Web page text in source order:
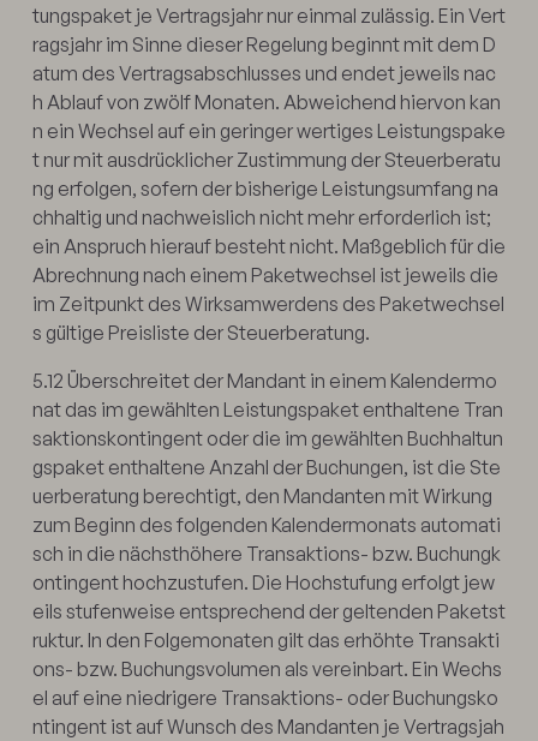
tungspaket je Vertragsjahr nur einmal zulässig. Ein Vert
ragsjahr im Sinne dieser Regelung beginnt mit dem D
atum des Vertragsabschlusses und endet jeweils nac
h Ablauf von zwölf Monaten. Abweichend hiervon kan
n ein Wechsel auf ein geringer wertiges Leistungspake
t nur mit ausdrücklicher Zustimmung der Steuerberatu
ng erfolgen, sofern der bisherige Leistungsumfang na
chhaltig und nachweislich nicht mehr erforderlich ist;
ein Anspruch hierauf besteht nicht. Maßgeblich für die
Abrechnung nach einem Paketwechsel ist jeweils die
im Zeitpunkt des Wirksamwerdens des Paketwechsel
s gültige Preisliste der Steuerberatung.
5.12 Überschreitet der Mandant in einem Kalendermo
nat das im gewählten Leistungspaket enthaltene Tran
saktionskontingent oder die im gewählten Buchhaltun
gspaket enthaltene Anzahl der Buchungen, ist die Ste
uerberatung berechtigt, den Mandanten mit Wirkung
zum Beginn des folgenden Kalendermonats automati
sch in die nächsthöhere Transaktions- bzw. Buchungk
ontingent hochzustufen. Die Hochstufung erfolgt jew
eils stufenweise entsprechend der geltenden Paketst
ruktur. In den Folgemonaten gilt das erhöhte Transakti
ons- bzw. Buchungsvolumen als vereinbart. Ein Wechs
el auf eine niedrigere Transaktions- oder Buchungsko
ntingent ist auf Wunsch des Mandanten je Vertragsjah